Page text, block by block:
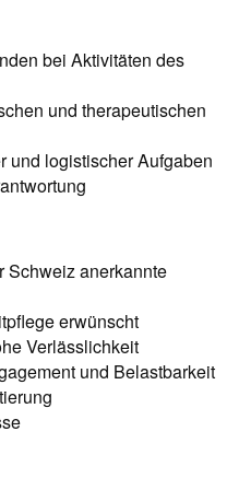
bei Aktivitäten des
und therapeutischen
und logistischer Aufgaben
Schweiz anerkannte
erwünscht
Verlässlichkeit
und Belastbarkeit